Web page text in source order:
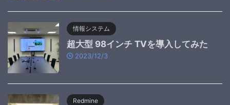
情報システム
超大型 98インチ TVを導入してみた
2023/12/3
Redmine